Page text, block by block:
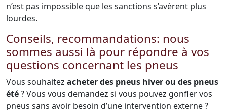
n’est pas impossible que les sanctions s’avèrent plus
lourdes.
Conseils, recommandations: nous
sommes aussi là pour répondre à vos
questions concernant les pneus
Vous souhaitez acheter des pneus hiver ou des pneus
été? Vous vous demandez si vous pouvez gonfler vos
pneus sans avoir besoin d’une intervention externe ?